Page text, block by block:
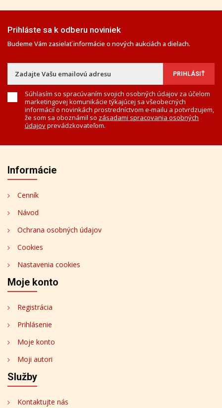
Prihláste sa k odberu noviniek
Budeme Vám zasielať informácie o nových aukciách a dielach.
Súhlasím so spracúvaním svojich osobných údajov za účelom
marketingovej komunikácie týkajúcej sa všeobecných
informácií o novinkách prostredníctvom e-mailu a potvrdzujem,
že som sa oboznámil so zásadami spracovania osobných
údajovprevádzkovateľom.
Informácie
Cenník
Návod
Ochrana osobných údajov
Cookies
Nastavenia cookies
Moje konto
Registrácia
Prihlásenie
Moje konto
Moji autori
Služby
Kontaktujte nás